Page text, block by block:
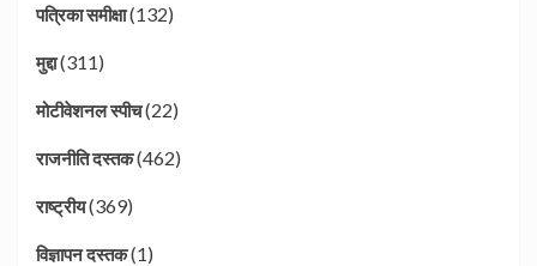
पत्रिका समीक्षा(132)
मुद्दा(311)
मोटीवेशनल स्पीच(22)
राजनीति दस्तक(462)
राष्ट्रीय(369)
विज्ञापन दस्तक(1)